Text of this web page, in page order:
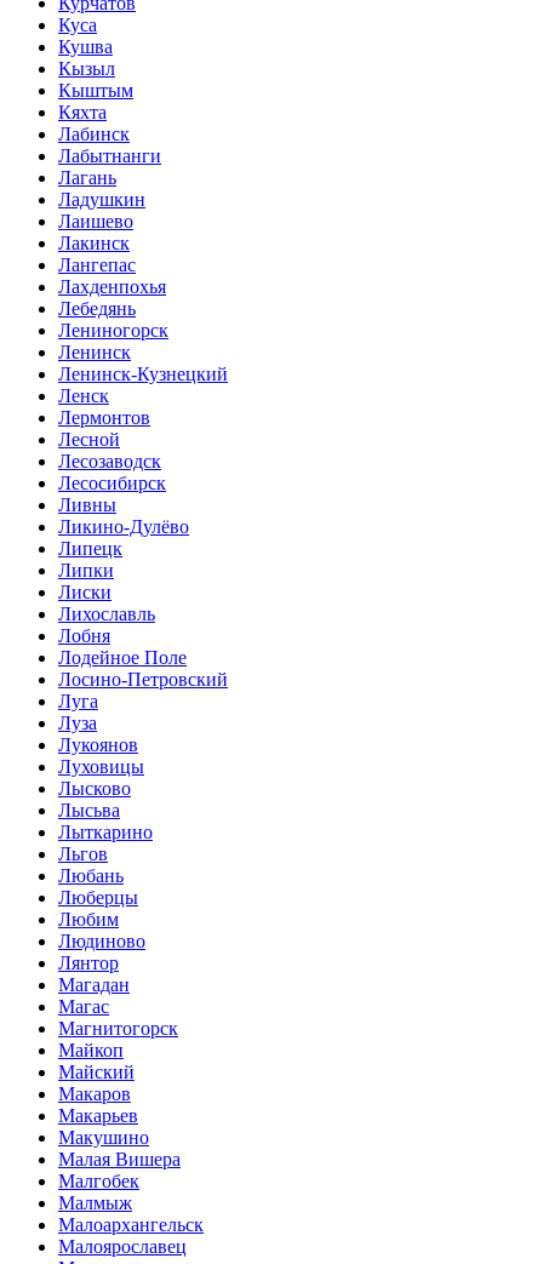
Куса
Кушва
Кызыл
Кыштым
Кяхта
Лабинск
Лабытнанги
Лагань
Ладушкин
Лаишево
Лакинск
Лангепас
Лахденпохья
Лебедянь
Лениногорск
Ленинск
Ленинск-Кузнецкий
Ленск
Лермонтов
Лесной
Лесозаводск
Лесосибирск
Ливны
Ликино-Дулёво
Липецк
Липки
Лиски
Лихославль
Лобня
Лодейное Поле
Лосино-Петровский
Луга
Луза
Лукоянов
Луховицы
Лысково
Лысьва
Лыткарино
Льгов
Любань
Люберцы
Любим
Людиново
Лянтор
Магадан
Магас
Магнитогорск
Майкоп
Майский
Макаров
Макарьев
Макушино
Малая Вишера
Малгобек
Малмыж
Малоархангельск
Малоярославец